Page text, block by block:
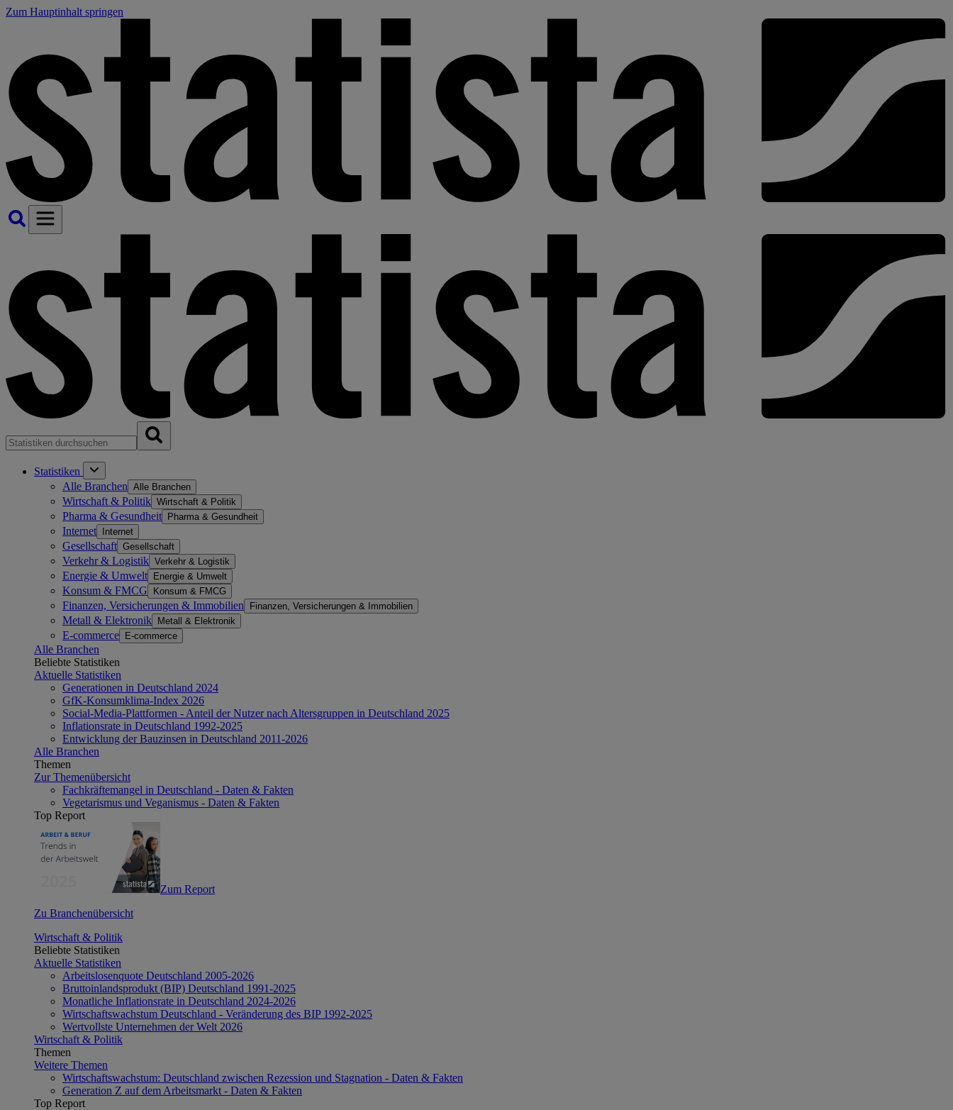
Zum Hauptinhalt springen
Statistiken
Alle Branchen Alle Branchen
Wirtschaft & Politik Wirtschaft & Politik
Pharma & Gesundheit Pharma & Gesundheit
Internet Internet
Gesellschaft Gesellschaft
Verkehr & Logistik Verkehr & Logistik
Energie & Umwelt Energie & Umwelt
Konsum & FMCG Konsum & FMCG
Finanzen, Versicherungen & Immobilien Finanzen, Versicherungen & Immobilien
Metall & Elektronik Metall & Elektronik
E-commerce E-commerce
Alle Branchen
Beliebte Statistiken
Aktuelle Statistiken
Generationen in Deutschland 2024
GfK-Konsumklima-Index 2026
Social-Media-Plattformen - Anteil der Nutzer nach Altersgruppen in Deutschland 2025
Inflationsrate in Deutschland 1992-2025
Entwicklung der Bauzinsen in Deutschland 2011-2026
Alle Branchen
Themen
Zur Themenübersicht
Fachkräftemangel in Deutschland - Daten & Fakten
Vegetarismus und Veganismus - Daten & Fakten
Top Report
Zum Report
Zu Branchenübersicht
Wirtschaft & Politik
Beliebte Statistiken
Aktuelle Statistiken
Arbeitslosenquote Deutschland 2005-2026
Bruttoinlandsprodukt (BIP) Deutschland 1991-2025
Monatliche Inflationsrate in Deutschland 2024-2026
Wirtschaftswachstum Deutschland - Veränderung des BIP 1992-2025
Wertvollste Unternehmen der Welt 2026
Wirtschaft & Politik
Themen
Weitere Themen
Wirtschaftswachstum: Deutschland zwischen Rezession und Stagnation - Daten & Fakten
Generation Z auf dem Arbeitsmarkt - Daten & Fakten
Top Report